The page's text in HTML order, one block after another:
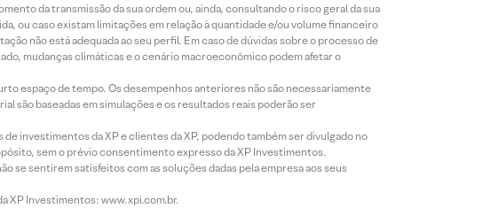
da transmissão da sua ordem ou, ainda, consultando o risco geral da sua
ou caso existam limitações em relação à quantidade e/ou volume financeiro
não está adequada ao seu perfil. Em caso de dúvidas sobre o processo de
mudanças climáticas e o cenário macroeconômico podem afetar o
espaço de tempo. Os desempenhos anteriores não são necessariamente
são baseadas em simulações e os resultados reais poderão ser
investimentos da XP e clientes da XP, podendo também ser divulgado no
sem o prévio consentimento expresso da XP Investimentos.
se sentirem satisfeitos com as soluções dadas pela empresa aos seus
XP Investimentos: www.xpi.com.br.